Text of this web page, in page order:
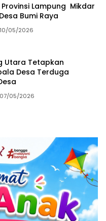
Provinsi Lampung Mikdar
Bumi Raya
10/05/2026
Utara Tetapkan
Desa Terduga
07/05/2026